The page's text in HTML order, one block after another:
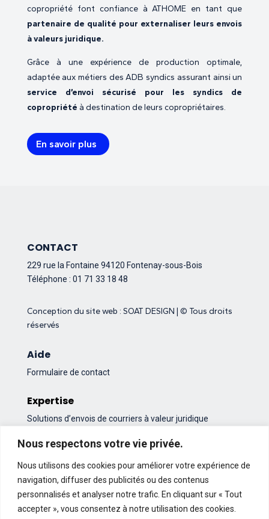
Nous respectons votre vie privée.
Nous utilisons des cookies pour améliorer votre expérience de
navigation, diffuser des publicités ou des contenus
personnalisés et analyser notre trafic. En cliquant sur « Tout
accepter », vous consentez à notre utilisation des cookies.
copropriété font confiance à ATHOME en tant que
partenaire de qualité pour externaliser leurs envois
à valeurs juridique.
Grâce à une expérience de production optimale,
adaptée aux métiers des ADB syndics assurant ainsi un
service d’envoi sécurisé pour les syndics de
copropriété à destination de leurs copropriétaires.
En savoir plus
CONTACT
229 rue la Fontaine 94120 Fontenay-sous-Bois
Téléphone : 01 71 33 18 48
Conception du site web : SOAT DESIGN | © Tous droits
réservés
Aide
Formulaire de contact
Expertise
Solutions d’envois de courriers à valeur juridique
Actualités du secteur syndic de copropriété
À propos ATHOME